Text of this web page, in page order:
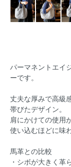
パーマネントエイ
ーです。
丈夫な厚みで高級
帯びたデザイン。
肩にかけての使用
使い込むほどに味
馬革との比較
・シボが大きく革